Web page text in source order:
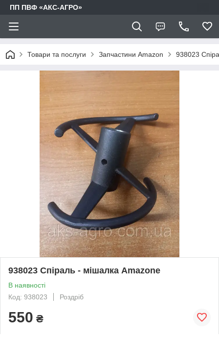
ПП ПВФ «АКС-АГРО»
Товари та послуги Запчастини Amazon 938023
938023 Спіраль - мішалка Amazone
В наявності
Код: 938023
Роздріб
550 ₴